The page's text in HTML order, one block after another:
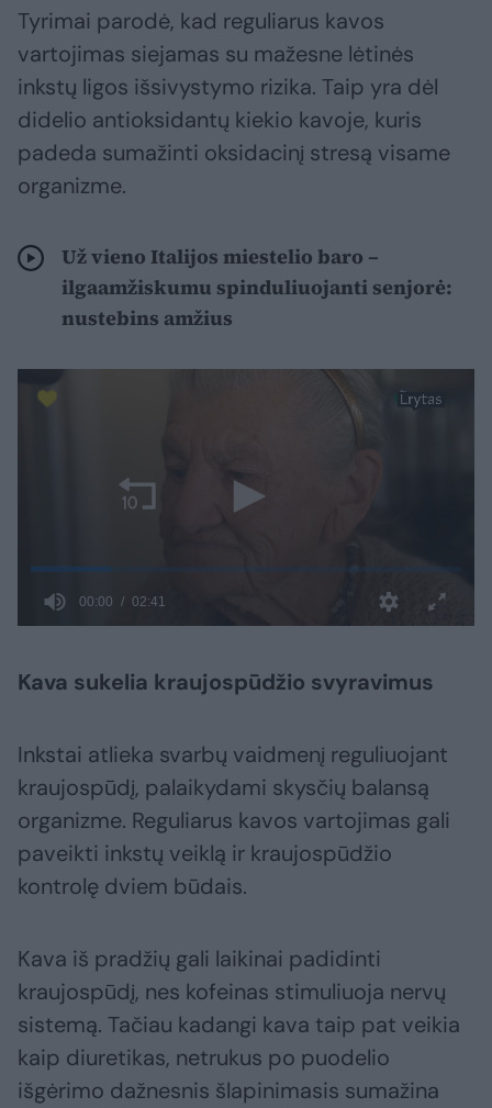
Tyrimai parodė, kad reguliarus kavos
vartojimas siejamas su mažesne lėtinės
inkstų ligos išsivystymo rizika. Taip yra dėl
didelio antioksidantų kiekio kavoje, kuris
padeda sumažinti oksidacinį stresą visame
organizme.
Už vieno Italijos miestelio baro –
ilgaamžiskumu spinduliuojanti senjorė:
nustebins amžius
Kava sukelia kraujospūdžio svyravimus
Inkstai atlieka svarbų vaidmenį reguliuojant
kraujospūdį, palaikydami skysčių balansą
organizme. Reguliarus kavos vartojimas gali
paveikti inkstų veiklą ir kraujospūdžio
kontrolę dviem būdais.
Kava iš pradžių gali laikinai padidinti
kraujospūdį, nes kofeinas stimuliuoja nervų
sistemą. Tačiau kadangi kava taip pat veikia
kaip diuretikas, netrukus po puodelio
išgėrimo dažnesnis šlapinimasis sumažina